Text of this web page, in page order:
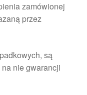
zamówionej
przez
są
nie gwarancji